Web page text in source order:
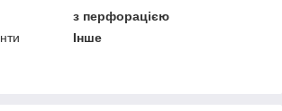
з перфорацією
Інше